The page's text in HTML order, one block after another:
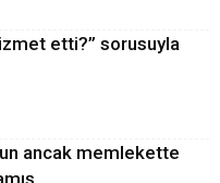
etti?” sorusuyla
ancak memlekette